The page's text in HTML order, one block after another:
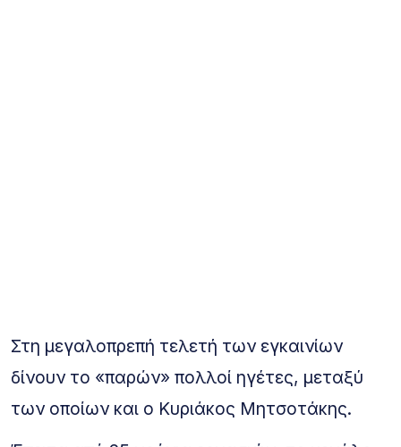
Στη μεγαλοπρεπή τελετή των εγκαινίων
δίνουν το «παρών» πολλοί ηγέτες, μεταξύ
των οποίων και ο Κυριάκος Μητσοτάκης.